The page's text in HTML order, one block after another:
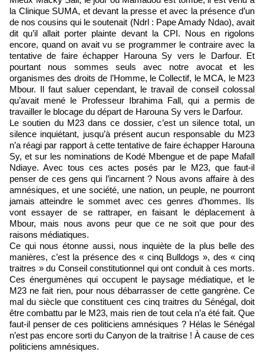
la Clinique SUMA, et devant la presse et avec la présence d’un
de nos cousins qui le soutenait (Ndrl : Pape Amady Ndao), avait
dit qu’il allait porter plainte devant la CPI. Nous en rigolons
encore, quand on avait vu se programmer le contraire avec la
tentative de faire échapper Harouna Sy vers le Darfour. Et
pourtant nous sommes seuls avec notre avocat et les
organismes des droits de l’Homme, le Collectif, le MCA, le M23
Mbour. Il faut saluer cependant, le travail de conseil colossal
qu’avait mené le Professeur Ibrahima Fall, qui a permis de
travailler le blocage du départ de Harouna Sy vers le Darfour.
Le soutien du M23 dans ce dossier, c’est un silence total, un
silence inquiétant, jusqu’à présent aucun responsable du M23
n’a réagi par rapport à cette tentative de faire échapper Harouna
Sy, et sur les nominations de Kodé Mbengue et de pape Mafall
Ndiaye. Avec tous ces actes posés par le M23, que faut-il
penser de ces gens qui l’incarnent ? Nous avons affaire à des
amnésiques, et une société, une nation, un peuple, ne pourront
jamais atteindre le sommet avec ces genres d’hommes. Ils
vont essayer de se rattraper, en faisant le déplacement à
Mbour, mais nous avons peur que ce ne soit que pour des
raisons médiatiques.
Ce qui nous étonne aussi, nous inquiète de la plus belle des
manières, c’est la présence des « cinq Bulldogs », des « cinq
traitres » du Conseil constitutionnel qui ont conduit à ces morts.
Ces énergumènes qui occupent le paysage médiatique, et le
M23 ne fait rien, pour nous débarrasser de cette gangrène. Ce
mal du siècle que constituent ces cinq traitres du Sénégal, doit
être combattu par le M23, mais rien de tout cela n’a été fait. Que
faut-il penser de ces politiciens amnésiques ? Hélas le Sénégal
n’est pas encore sorti du Canyon de la traitrise ! À cause de ces
politiciens amnésiques.